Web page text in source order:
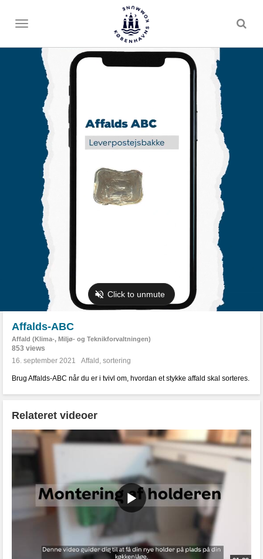
Toggle
Affalds-ABC
Affald (Klima-, Miljø- og Teknikforvaltningen)
853 views
16. september 2021
Affald , sortering
Brug Affalds-ABC når du er i tvivl om, hvordan et stykke affald skal sorteres.
Relateret videoer